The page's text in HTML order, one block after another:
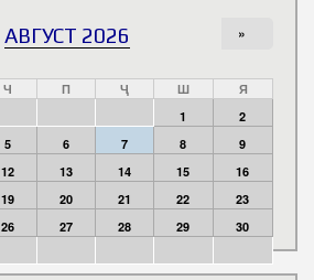
АВГУСТ 2026 »
Ч П Ҷ Ш
Я
1
2
5 6 7 8
9
12 13 14 15
16
19 20 21 22
23
26 27 28 29
30